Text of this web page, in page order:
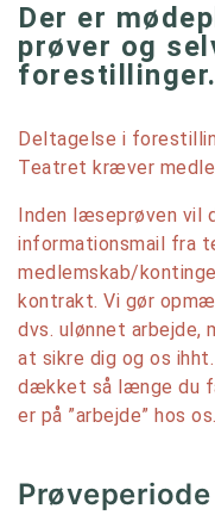
Der er
prøver og
forestillinger.
Deltagelse i
Teatret kræver
Inden læseprøven vil
informationsmail fra
medlemskab/
kontrakt. Vi gør
dvs. ulønnet arbejde,
at sikre dig og os
dækket så længe du
er på ”arbejde” hos os.
Prøveperiode